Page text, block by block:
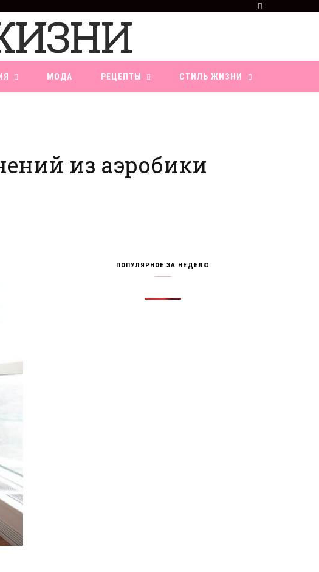
k
МОДА РЕЦЕПТЫ СТИЛЬ ЖИЗНИ
из аэробики
ПОПУЛЯРНОЕ ЗА НЕДЕЛЮ